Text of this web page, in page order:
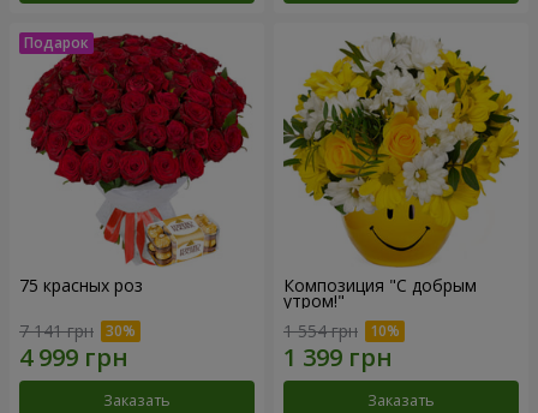
75 красных роз
7 141 грн
Заказать
Композиция "С добрым
утром!"
1 554 грн
Заказать